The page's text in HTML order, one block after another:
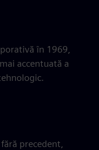
în 1969,
accentuată a
precedent,